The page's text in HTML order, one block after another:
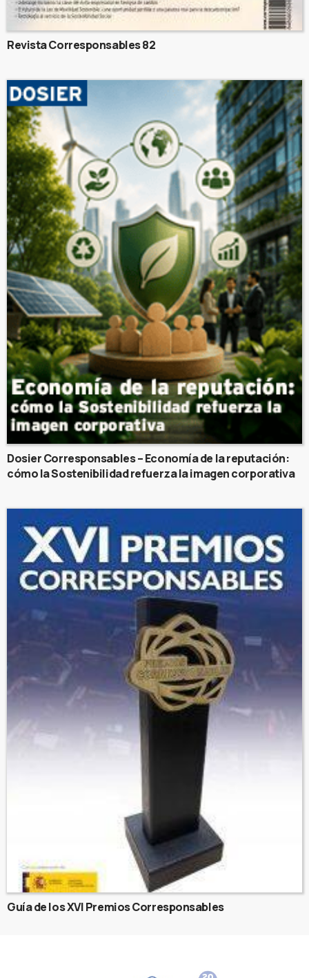
Revista Corresponsables 82
Dosier Corresponsables – Economía de la reputación:
cómo la Sostenibilidad refuerza la imagen corporativa
Guía de los XVI Premios Corresponsables